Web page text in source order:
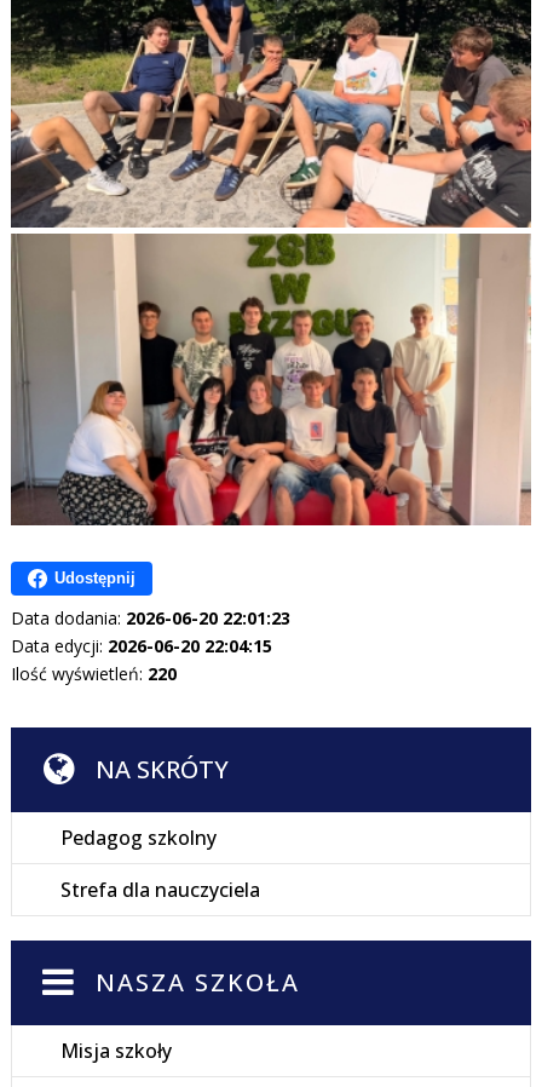
Udostępnij
Data dodania: 2026-06-20 22:01:23
Data edycji: 2026-06-20 22:04:15
Ilość wyświetleń: 220
NA SKRÓTY
Pedagog szkolny
Strefa dla nauczyciela
NASZA SZKOŁA
Misja szkoły